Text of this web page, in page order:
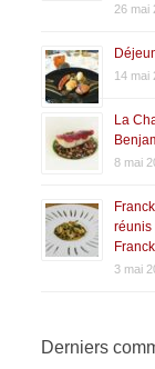
26 mai
14 mai
La
8 mai
réunis
3 mai
Derniers